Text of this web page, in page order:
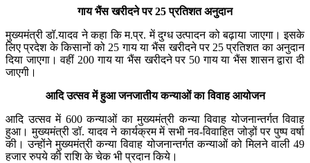
गाय भैंस खरीदने पर 25 प्रतिशत अनुदान
मुख्यमंत्री डॉ.यादव ने कहा कि म.प्र. में दुग्ध उत्पादन को बढ़ाया जाएगा। इसके
लिए प्रदेश के किसानों को 25 गाय या भैंस खरीदने पर 25 प्रतिशत का अनुदान
दिया जाएगा। वहीं 200 गाय या भैंस खरीदने पर 50 गाय या भैंस शासन द्वारा दी
जाएगी।
आदि उत्सव में हुआ जनजातीय कन्याओं का विवाह आयोजन
आदि उत्सव में 600 कन्याओं का मुख्यमंत्री कन्या विवाह योजनान्तर्गत विवाह
हुआ। मुख्यमंत्री डॉ. यादव ने कार्यक्रम में सभी नव-विवाहित जोड़ों पर पुष्प वर्षा
की। उन्होंने मुख्यमंत्री कन्या विवाह योजनान्तर्गत कन्याओं को मिलने वाली 49
हजार रुपये की राशि के चेक भी प्रदान किये।